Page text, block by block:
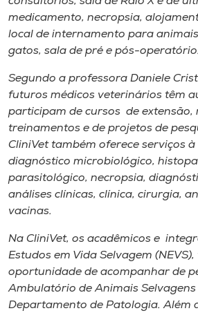
medicamento, necropsia,
local de internamento para
gatos, sala de pré e pós-operatório.
Segundo a professora Daniele
futuros médicos veterinários têm
participam de cursos de extensão,
treinamentos e de projetos de
CliniVet também oferece serviços
diagnóstico microbiológico,
parasitológico, necropsia,
análises clínicas, clínica, cirurgia,
vacinas.
Na CliniVet, os acadêmicos e
Estudos em Vida Selvagem
oportunidade de acompanhar de
Ambulatório de Animais Selvagens
Departamento de Patologia. Além